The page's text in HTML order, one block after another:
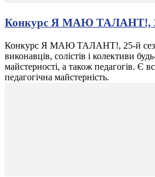
Конкурс Я МАЮ ТАЛАНТ!,
Конкурс Я МАЮ ТАЛАНТ!, 25-й
виконавців, солістів і колективи
майстерності, а також педагогів. Є
педагогічна майстерність.